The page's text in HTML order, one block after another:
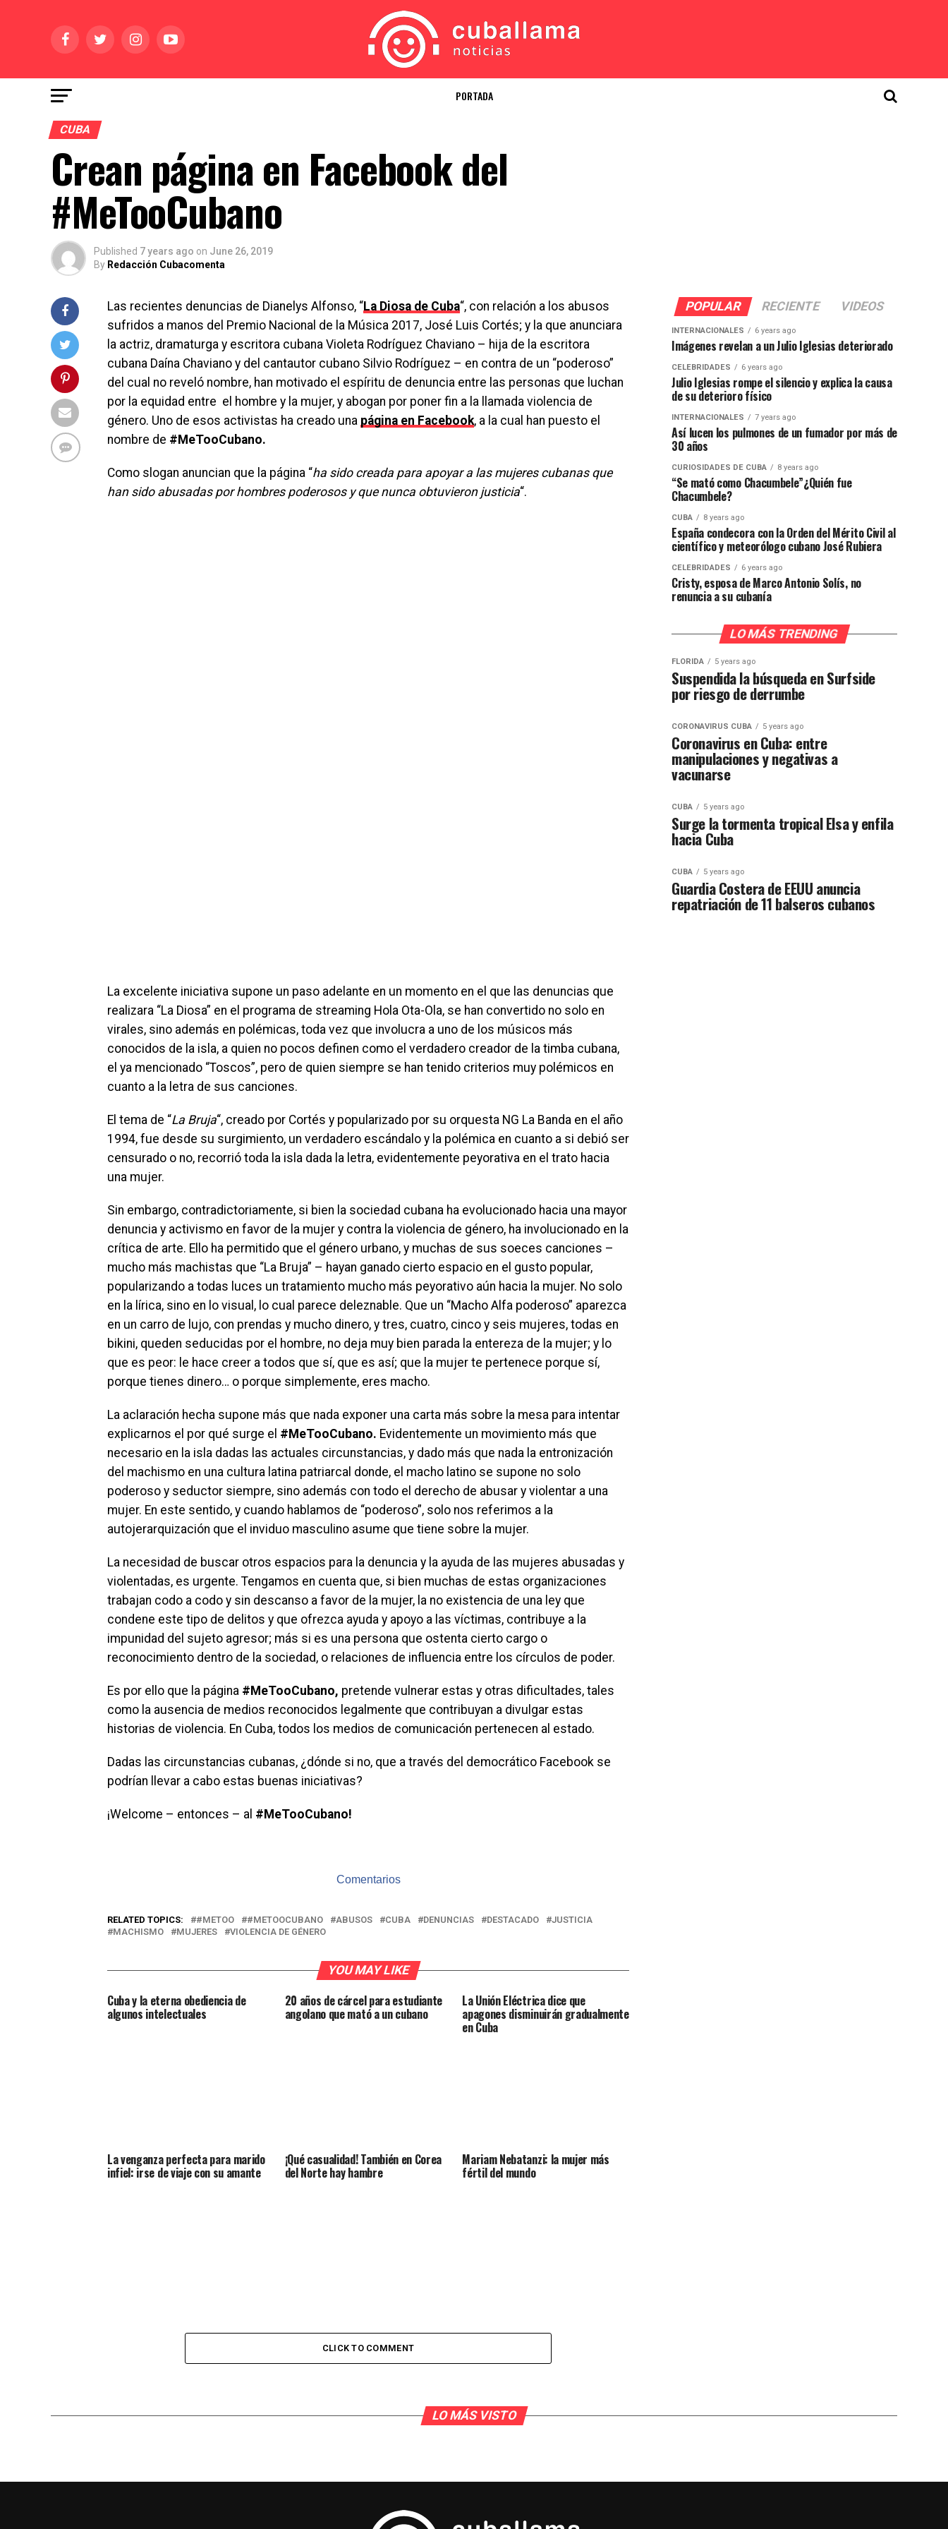
PORTADA
CUBA
Crean página en Facebook del
#MeTooCubano
Published 7 years ago on June 26, 2019
By Redacción Cubacomenta
Las recientes denuncias de Dianelys Alfonso, “La Diosa de Cuba“, con relación a los abusos
sufridos a manos del Premio Nacional de la Música 2017, José Luis Cortés; y la que anunciara
la actriz, dramaturga y escritora cubana Violeta Rodríguez Chaviano – hija de la escritora
cubana Daína Chaviano y del cantautor cubano Silvio Rodríguez – en contra de un “poderoso”
del cual no reveló nombre, han motivado el espíritu de denuncia entre las personas que luchan
por la equidad entre el hombre y la mujer, y abogan por poner fin a la llamada violencia de
género. Uno de esos activistas ha creado una página en Facebook, a la cual han puesto el
nombre de #MeTooCubano.
Como slogan anuncian que la página “ha sido creada para apoyar a las mujeres cubanas que
han sido abusadas por hombres poderosos y que nunca obtuvieron justicia“.
La excelente iniciativa supone un paso adelante en un momento en el que las denuncias que
realizara “La Diosa” en el programa de streaming Hola Ota-Ola, se han convertido no solo en
virales, sino además en polémicas, toda vez que involucra a uno de los músicos más
conocidos de la isla, a quien no pocos definen como el verdadero creador de la timba cubana,
el ya mencionado “Toscos”, pero de quien siempre se han tenido criterios muy polémicos en
cuanto a la letra de sus canciones.
El tema de “La Bruja“, creado por Cortés y popularizado por su orquesta NG La Banda en el año
1994, fue desde su surgimiento, un verdadero escándalo y la polémica en cuanto a si debió ser
censurado o no, recorrió toda la isla dada la letra, evidentemente peyorativa en el trato hacia
una mujer.
Sin embargo, contradictoriamente, si bien la sociedad cubana ha evolucionado hacia una mayor
denuncia y activismo en favor de la mujer y contra la violencia de género, ha involucionado en la
crítica de arte. Ello ha permitido que el género urbano, y muchas de sus soeces canciones –
mucho más machistas que “La Bruja” – hayan ganado cierto espacio en el gusto popular,
popularizando a todas luces un tratamiento mucho más peyorativo aún hacia la mujer. No solo
en la lírica, sino en lo visual, lo cual parece deleznable. Que un “Macho Alfa poderoso” aparezca
en un carro de lujo, con prendas y mucho dinero, y tres, cuatro, cinco y seis mujeres, todas en
bikini, queden seducidas por el hombre, no deja muy bien parada la entereza de la mujer; y lo
que es peor: le hace creer a todos que sí, que es así; que la mujer te pertenece porque sí,
porque tienes dinero… o porque simplemente, eres macho.
La aclaración hecha supone más que nada exponer una carta más sobre la mesa para intentar
explicarnos el por qué surge el #MeTooCubano. Evidentemente un movimiento más que
necesario en la isla dadas las actuales circunstancias, y dado más que nada la entronización
del machismo en una cultura latina patriarcal donde, el macho latino se supone no solo
poderoso y seductor siempre, sino además con todo el derecho de abusar y violentar a una
mujer. En este sentido, y cuando hablamos de “poderoso”, solo nos referimos a la
autojerarquización que el inviduo masculino asume que tiene sobre la mujer.
La necesidad de buscar otros espacios para la denuncia y la ayuda de las mujeres abusadas y
violentadas, es urgente. Tengamos en cuenta que, si bien muchas de estas organizaciones
trabajan codo a codo y sin descanso a favor de la mujer, la no existencia de una ley que
condene este tipo de delitos y que ofrezca ayuda y apoyo a las víctimas, contribuye a la
impunidad del sujeto agresor; más si es una persona que ostenta cierto cargo o
reconocimiento dentro de la sociedad, o relaciones de influencia entre los círculos de poder.
Es por ello que la página #MeTooCubano, pretende vulnerar estas y otras dificultades, tales
como la ausencia de medios reconocidos legalmente que contribuyan a divulgar estas
historias de violencia. En Cuba, todos los medios de comunicación pertenecen al estado.
Dadas las circunstancias cubanas, ¿dónde si no, que a través del democrático Facebook se
podrían llevar a cabo estas buenas iniciativas?
¡Welcome – entonces – al #MeTooCubano!
Comentarios
RELATED TOPICS: #METOO #METOOCUBANO ABUSOS CUBA DENUNCIAS DESTACADO
JUSTICIA
MACHISMO
MUJERES VIOLENCIA DE GÉNERO
YOU MAY LIKE
Cuba y la eterna obediencia de
algunos intelectuales
20 años de cárcel para estudiante
angolano que mató a un cubano
La Unión Eléctrica dice que
apagones disminuirán gradualmente
en Cuba
La venganza perfecta para marido
infiel: irse de viaje con su amante
¡Qué casualidad! También en Corea
del Norte hay hambre
Mariam Nebatanzi: la mujer más
fértil del mundo
CLICK TO COMMENT
POPULAR RECIENTE VIDEOS
INTERNACIONALES 6 years ago
Imágenes revelan a un Julio Iglesias deteriorado
CELEBRIDADES 6 years ago
Julio Iglesias rompe el silencio y explica la causa
de su deterioro físico
INTERNACIONALES 7 years ago
Así lucen los pulmones de un fumador por más de
30 años
CURIOSIDADES DE CUBA 8 years ago
“Se mató como Chacumbele”¿Quién fue
Chacumbele?
CUBA 8 years ago
España condecora con la Orden del Mérito Civil al
científico y meteorólogo cubano José Rubiera
CELEBRIDADES 6 years ago
Cristy, esposa de Marco Antonio Solís, no
renuncia a su cubanía
LO MÁS TRENDING
FLORIDA 5 years ago
Suspendida la búsqueda en Surfside
por riesgo de derrumbe
CORONAVIRUS CUBA 5 years ago
Coronavirus en Cuba: entre
manipulaciones y negativas a
vacunarse
CUBA 5 years ago
Surge la tormenta tropical Elsa y enfila
hacia Cuba
CUBA 5 years ago
Guardia Costera de EEUU anuncia
repatriación de 11 balseros cubanos
LO MÁS VISTO